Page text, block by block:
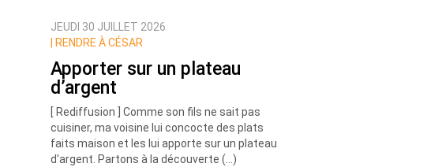
JEUDI 30 JUILLET 2026
RENDRE À CÉSAR
Apporter sur un plateau
d’argent
[ Rediffusion ] Comme son fils ne sait pas
cuisiner, ma voisine lui concocte des plats
faits maison et les lui apporte sur un plateau
d'argent. Partons à la découverte (…)